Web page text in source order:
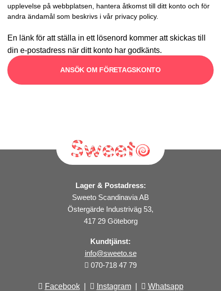
upplevelse på webbplatsen, hantera åtkomst till ditt konto och för
andra ändamål som beskrivs i vår privacy policy.
En länk för att ställa in ett lösenord kommer att skickas till
din e-postadress när ditt konto har godkänts.
ANSÖK OM FÖRETAGSKONTO
Lager & Postadress:
Sweeto Scandinavia AB
Östergärde Industriväg 53,
417 29 Göteborg
Kundtjänst:
info@sweeto.se
070-718 47 79
Facebook| Instagram| Whatsapp